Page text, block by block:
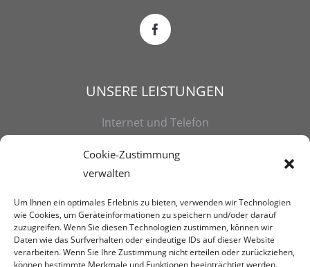
Cookie-Zustimmung
verwalten
Um Ihnen ein optimales Erlebnis zu bieten, verwenden wir Technologien
wie Cookies, um Geräteinformationen zu speichern und/oder darauf
zuzugreifen. Wenn Sie diesen Technologien zustimmen, können wir
Daten wie das Surfverhalten oder eindeutige IDs auf dieser Website
verarbeiten. Wenn Sie Ihre Zustimmung nicht erteilen oder zurückziehen,
können bestimmte Merkmale und Funktionen beeinträchtigt werden.
UNSERE LEISTUNGEN
Internet und Telefon
Mobilfunk
Gas
Service